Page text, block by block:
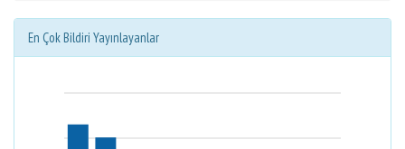
En Çok Bildiri Yayınlayanlar